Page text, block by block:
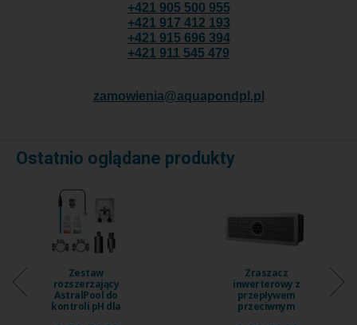
+421 905 500 955
+421 917 412 193
+421 915 696 394
+421 911 545 479
zamowienia@aquapondpl.pl
Ostatnio oglądane produkty
Zraszacz
inwerterowy z
przepływem
przeciwnym
Zraszacz
inwerterowy z
wbudowanym
przepływem